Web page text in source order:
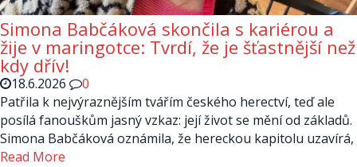
Simona Babčáková skončila s kariérou a
žije v maringotce: Tvrdí, že je šťastnější než
kdy dřív!
18.6.2026
0
Patřila k nejvýraznějším tvářím českého herectví, teď ale
posílá fanouškům jasný vzkaz: její život se mění od základů.
Simona Babčáková oznámila, že hereckou kapitolu uzavírá,
Read More